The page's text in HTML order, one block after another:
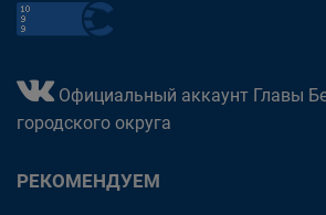
Официальный аккаунт Главы
городского округа
РЕКОМЕНДУЕМ